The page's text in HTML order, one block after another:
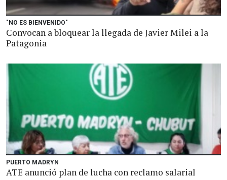
"NO ES BIENVENIDO"
Convocan a bloquear la llegada de Javier Milei a la
Patagonia
PUERTO MADRYN
ATE anunció plan de lucha con reclamo salarial